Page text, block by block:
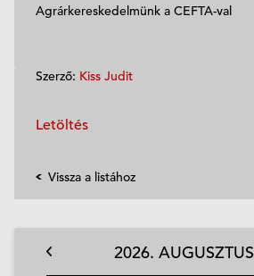
Agrárkereskedelmünk a CEFTA-val
Szerző: Kiss Judit
Letöltés
Vissza a listához
2026. AUGUSZTUS